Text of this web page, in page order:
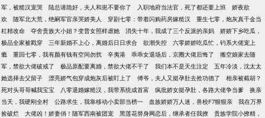
军，被糙汉宠哭
陆总请跪好，夫人和崽不要你了 入职地府当法官，死了都还要上班
娇夜欲
欢
随军北大荒，绝嗣军官亲哭娇美人 穿剧七零：带着闪购药房嫁糙汉
重生七零，炮灰真千金当
杠精改命
夺舍贵族大小姐？变普女照样虐她 消失十年，我成了三个反派的亲妈
娇娇下乡吃瓜，
极品全家被戳穿
三年新婚不上心，离婚后日日求合 欲潮失控
六零娇娇吃瓜忙，钓系大佬宠上
瘾
重回七零，我有颜有钱有空间勿扰 辛夷港 乖乖女退场后，京圈大佬后悔了
搬空娘家去随
军，禁欲大佬破戒了
极品原配要离婚，禁欲大佬不干了 我们本不是天生注定
五年冷淡，沈太太
她选择去父留子
漂亮娇气包穿成炮灰后被盯上了 傅爷，夫人又挺孕肚去抢功德了
相亲被截胡？
死对头哥哥喊我宝宝
八零退婚嫁糙汉，我带系统成首富 疯批娇女挺孕肚，各路大佬争当爹
换亲
当天，我硬刚全村
公路求生，我靠移动小卖部当榜一 血族娇娇万人迷，兽校F7狠狠亲
我在万界
捡破烂
大佬凶！娇妻俏！随军西南被团宠 黑莲花替身网恋后，继承者任我撩
贵族学院小撩精，